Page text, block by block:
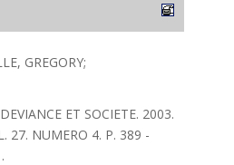
GREGORY;
ET SOCIETE. 2003.
27. NUMERO 4. P. 389 -